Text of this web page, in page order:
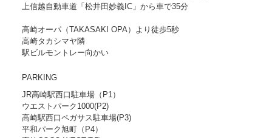
上信越自動車道「松井田妙義IC」から車で35分
高崎オーパ（TAKASAKI OPA）より徒歩5秒
高崎タカシマヤ隣
駅ビルモントレー向かい
PARKING
JR高崎駅西口駐車場（P1）
ウエストパーク1000(P2)
高崎駅西口ペガサス駐車場(P3)
平和パーク旭町（P4）